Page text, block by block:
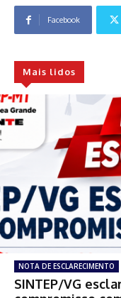
Facebook
Mais lidos
NOTA DE ESCLARECIMENTO
SINTEP/VG